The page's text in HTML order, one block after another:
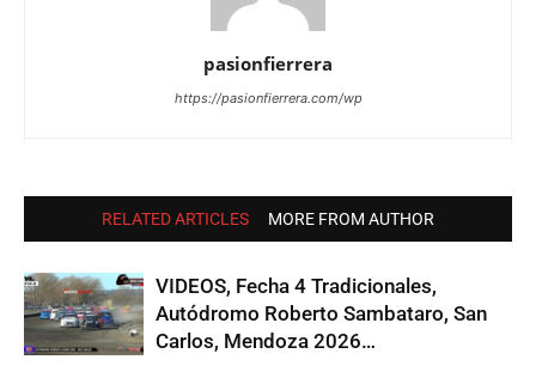
pasionfierrera
https://pasionfierrera.com/wp
RELATED ARTICLES MORE FROM AUTHOR
VIDEOS, Fecha 4 Tradicionales,
Autódromo Roberto Sambataro, San
Carlos, Mendoza 2026…